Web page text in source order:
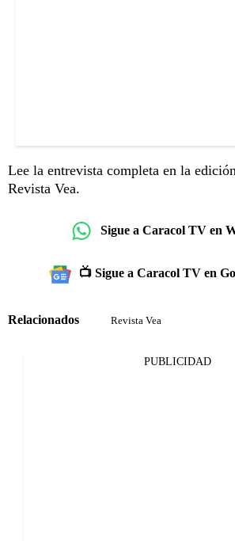
Lee la entrevista completa en la
Revista Vea.
Sigue a Caracol TV en
📺 Sigue a Caracol TV en
Relacionados Revista Vea
PUBLICIDAD